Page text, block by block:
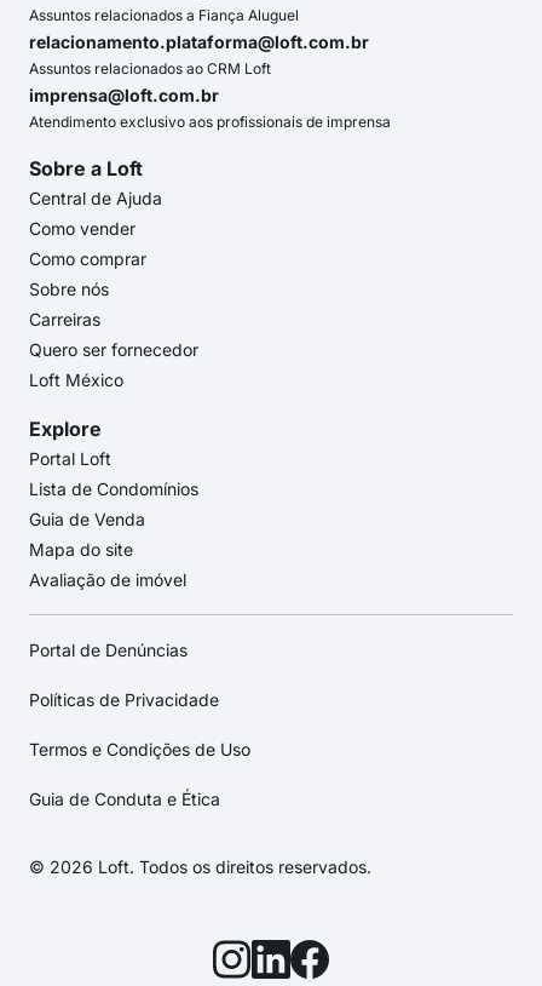
Assuntos relacionados a Fiança Aluguel
relacionamento.plataforma@loft.com.br
Assuntos relacionados ao CRM Loft
imprensa@loft.com.br
Atendimento exclusivo aos profissionais de imprensa
Sobre a Loft
Central de Ajuda
Como vender
Como comprar
Sobre nós
Carreiras
Quero ser fornecedor
Loft México
Explore
Portal Loft
Lista de Condomínios
Guia de Venda
Mapa do site
Avaliação de imóvel
Portal de Denúncias
Políticas de Privacidade
Termos e Condições de Uso
Guia de Conduta e Ética
© 2026 Loft. Todos os direitos reservados.